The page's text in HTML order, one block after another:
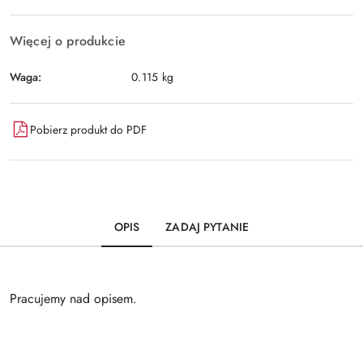
Więcej o produkcie
Waga: 0.115 kg
Pobierz produkt do PDF
OPIS ZADAJ PYTANIE
Pracujemy nad opisem.